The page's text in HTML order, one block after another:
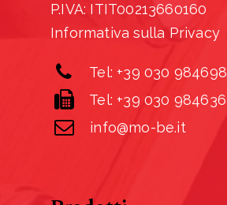
P.IVA: ITIT00213660160
Informativa sulla Privacy
Tel: +39 030 984698
Tel: +39 030 984636
info@mo-be.it